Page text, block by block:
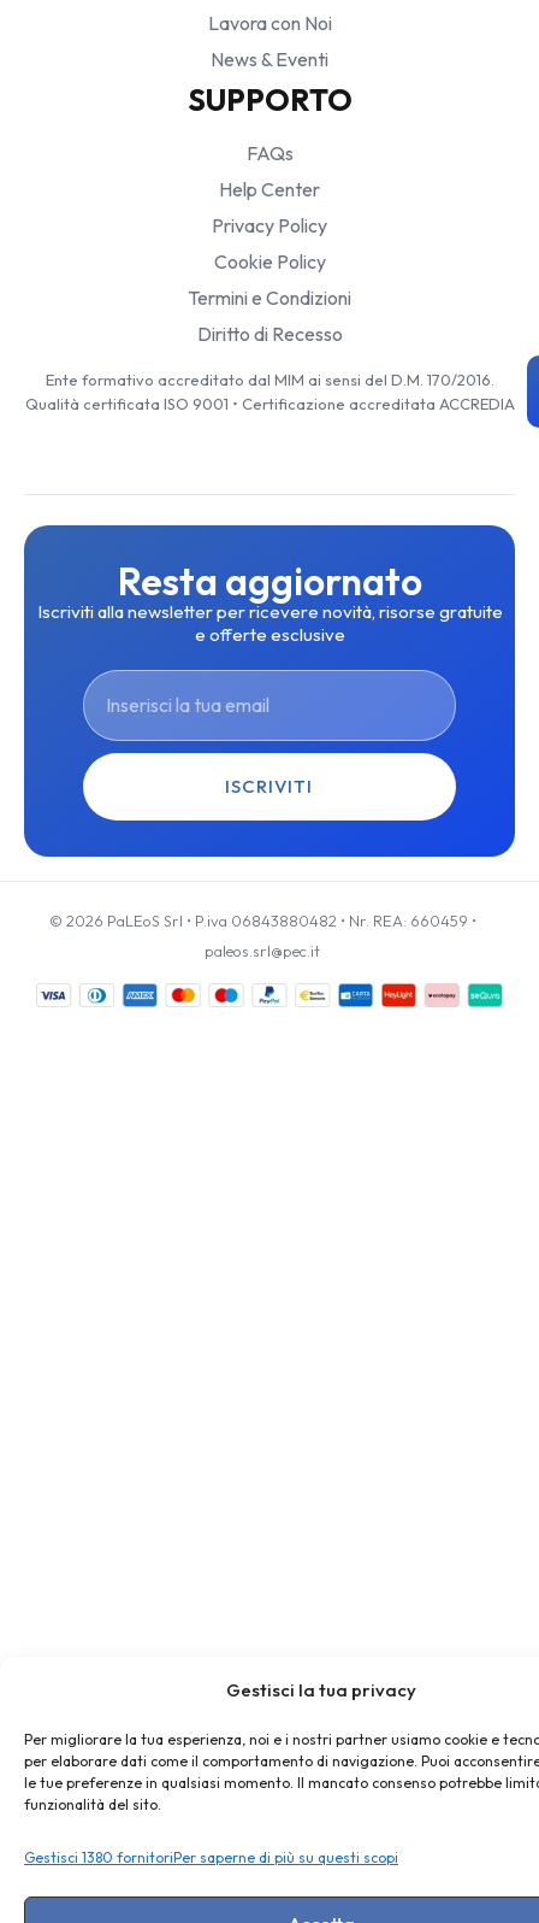
Gestisci la tua privacy
Per migliorare la tua esperienza, noi e i nostri partner usiamo cookie e
per elaborare dati come il comportamento di navigazione. Puoi
le tue preferenze in qualsiasi momento. Il mancato consenso potrebbe
funzionalità del sito.
Gestisci 1380 fornitoriPer saperne di più su questi scopi
Lavora con Noi
News & Eventi
SUPPORTO
FAQs
Help Center
Privacy Policy
Cookie Policy
Termini e Condizioni
Diritto di Recesso
Ente formativo accreditato dal MIM ai sensi del D.M. 170/2016.
Qualità certificata ISO 9001 • Certificazione accreditata ACCREDIA
Resta aggiornato
Iscriviti alla newsletter per ricevere novità, risorse gratuite
e offerte esclusive
ISCRIVITI
© 2026 PaLEoS Srl • P.iva 06843880482 • Nr. REA: 660459 •
paleos.srl@pec.it